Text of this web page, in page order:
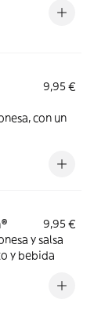
9,95 €
con un
9,95 €
y salsa
y bebida